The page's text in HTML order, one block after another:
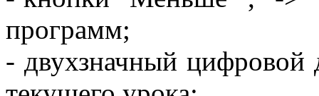
программ;
- двухзначный цифровой